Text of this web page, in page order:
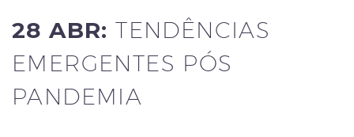
28 ABR:TENDÊNCIAS
EMERGENTES PÓS
PANDEMIA